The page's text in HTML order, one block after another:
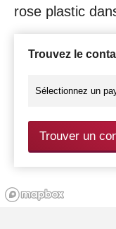
rose plastic
Trouvez le
Trouver un